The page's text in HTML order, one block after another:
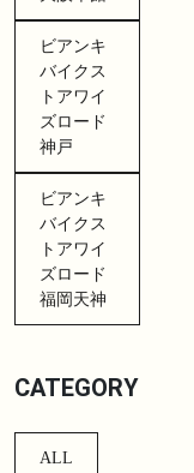
ビアンキ
バイクス
トアワイ
ズロード
神戸
ビアンキ
バイクス
トアワイ
ズロード
福岡天神
CATEGORY
ALL